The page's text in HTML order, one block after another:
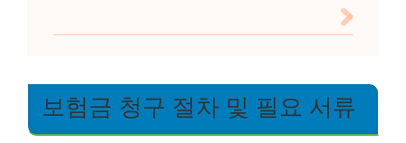
보험금 청구 절차 및 필요 서류